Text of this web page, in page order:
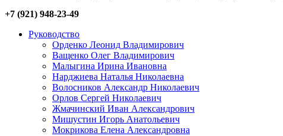
+7 (921) 948-23-49
Руководство
Орденко Леонид Владимирович
Ващенко Олег Владимирович
Малыгина Ирина Ивановна
Нарджиева Наталья Николаевна
Волосников Александр Николаевич
Орлов Сергей Николаевич
Жмачинский Иван Александрович
Мишустин Игорь Анатольевич
Мокрикова Елена Александровна